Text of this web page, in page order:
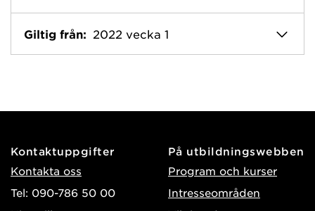
Giltig från: 2022 vecka 1
Kontaktuppgifter
Kontakta oss
Tel: 090-786 50 00
På utbildningswebben
Program och kurser
Intresseområden